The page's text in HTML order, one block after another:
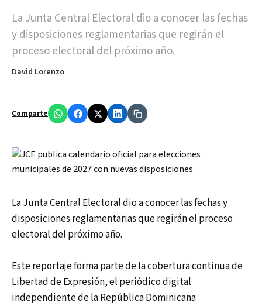
La Junta Central Electoral dio a conocer las fechas
y disposiciones reglamentarias que regirán el
proceso electoral del próximo año.
David Lorenzo
Comparte
La Junta Central Electoral dio a conocer las fechas y
disposiciones reglamentarias que regirán el proceso
electoral del próximo año.
Este reportaje forma parte de la cobertura continua de
Libertad de Expresión, el periódico digital
independiente de la República Dominicana